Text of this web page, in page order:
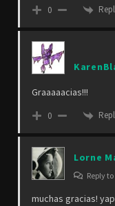
0
Graaaaacias!!!
0
Lorne
Reply to
muchas gracias!